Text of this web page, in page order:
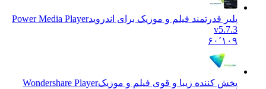
پلیر قدرتمند فیلم و موزیک برای اندرویدPower Media Player
v5.7.3
۶۰٬۱۰۹
پخش کننده زیبا و قوی فیلم و موزیکWondershare Player